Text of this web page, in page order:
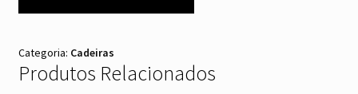
Categoria: Cadeiras
Produtos Relacionados